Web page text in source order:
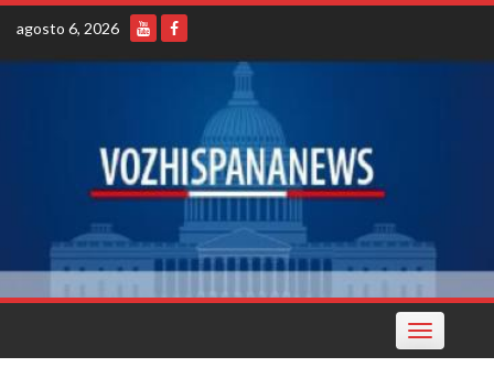
Skip
content
agosto 6, 2026
Toggle
navigation